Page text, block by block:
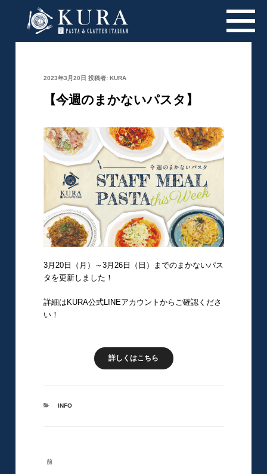
投
2023年3月20日 投稿者: KURA
【今週のまかないパスタ】
3月20日（月）～3月26日（日）までのまかないパス
タを更新しました！
詳細はKURA公式LINEアカウントからご確認くださ
い！
詳しくはこちら
カINFO
投
前
前